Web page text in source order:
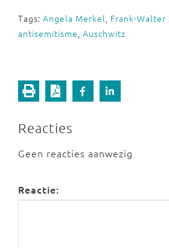
Tags: Angela Merkel, Frank-
antisemitisme, Auschwitz
Reacties
Geen reacties aanwezig
Reactie: